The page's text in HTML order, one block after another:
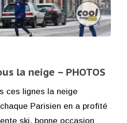
la neige – PHOTOS
ces lignes la neige
Parisien en a profité
ski, bonne occasion